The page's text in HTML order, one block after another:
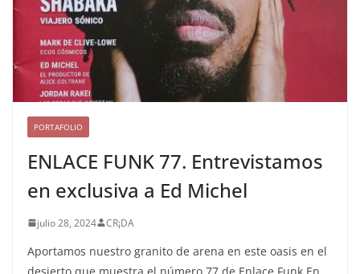
PORTAFOLIO
ENLACE FUNK 77. Entrevistamos
en exclusiva a Ed Michel
julio 28, 2024 CR¡DA
Aportamos nuestro granito de arena en este oasis en el